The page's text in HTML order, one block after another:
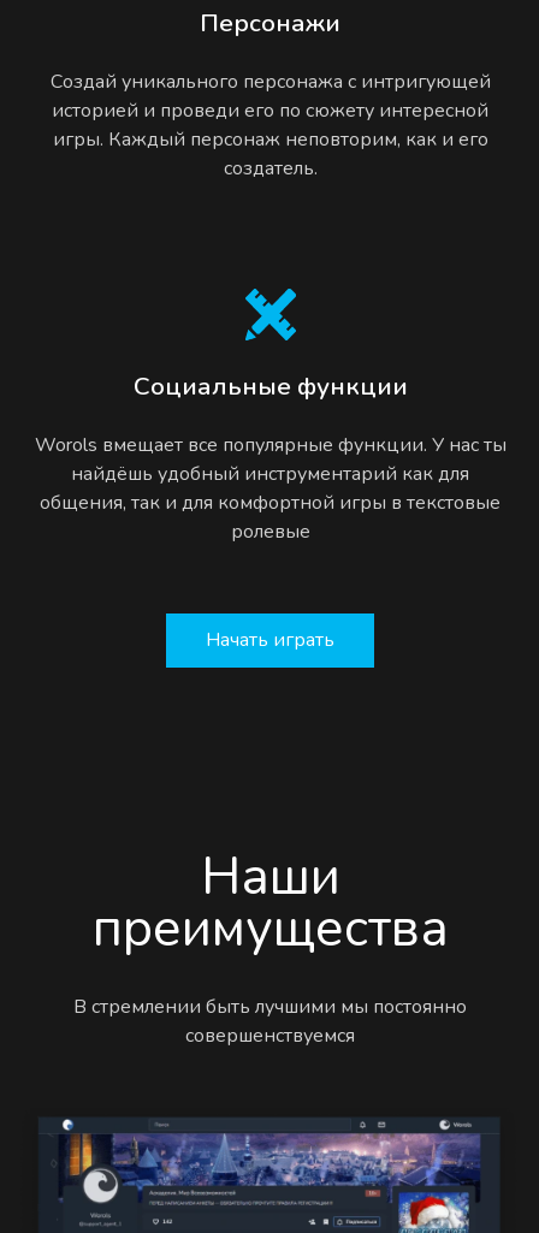
Персонажи
Создай уникального персонажа с интригующей
историей и проведи его по сюжету интересной
игры. Каждый персонаж неповторим, как и его
создатель.
Социальные функции
Worols вмещает все популярные функции. У нас ты
найдёшь удобный инструментарий как для
общения, так и для комфортной игры в текстовые
ролевые
Начать играть
Наши
преимущества
В стремлении быть лучшими мы постоянно
совершенствуемся